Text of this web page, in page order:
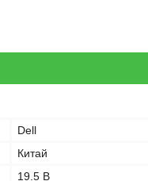
Dell
Китай
19.5 В